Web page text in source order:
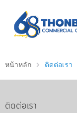
หน้าหลัก ติดต่อเรา
ติดต่อเรา